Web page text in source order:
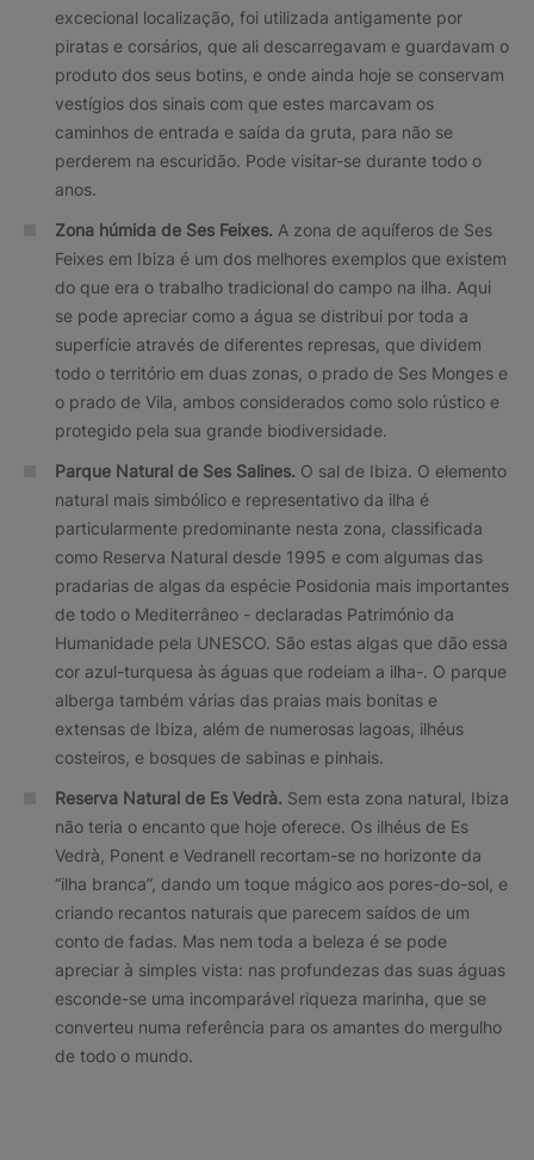
excecional localização, foi utilizada antigamente por
piratas e corsários, que ali descarregavam e guardavam o
produto dos seus botins, e onde ainda hoje se conservam
vestígios dos sinais com que estes marcavam os
caminhos de entrada e saída da gruta, para não se
perderem na escuridão. Pode visitar-se durante todo o
anos.
Zona húmida de Ses Feixes. A zona de aquíferos de Ses
Feixes em Ibiza é um dos melhores exemplos que existem
do que era o trabalho tradicional do campo na ilha. Aqui
se pode apreciar como a água se distribui por toda a
superfície através de diferentes represas, que dividem
todo o território em duas zonas, o prado de Ses Monges e
o prado de Vila, ambos considerados como solo rústico e
protegido pela sua grande biodiversidade.
Parque Natural de Ses Salines. O sal de Ibiza. O elemento
natural mais simbólico e representativo da ilha é
particularmente predominante nesta zona, classificada
como Reserva Natural desde 1995 e com algumas das
pradarias de algas da espécie Posidonia mais importantes
de todo o Mediterrâneo - declaradas Património da
Humanidade pela UNESCO. São estas algas que dão essa
cor azul-turquesa às águas que rodeiam a ilha-. O parque
alberga também várias das praias mais bonitas e
extensas de Ibiza, além de numerosas lagoas, ilhéus
costeiros, e bosques de sabinas e pinhais.
Reserva Natural de Es Vedrà. Sem esta zona natural, Ibiza
não teria o encanto que hoje oferece. Os ilhéus de Es
Vedrà, Ponent e Vedranell recortam-se no horizonte da
“ilha branca”, dando um toque mágico aos pores-do-sol, e
criando recantos naturais que parecem saídos de um
conto de fadas. Mas nem toda a beleza é se pode
apreciar à simples vista: nas profundezas das suas águas
esconde-se uma incomparável riqueza marinha, que se
converteu numa referência para os amantes do mergulho
de todo o mundo.